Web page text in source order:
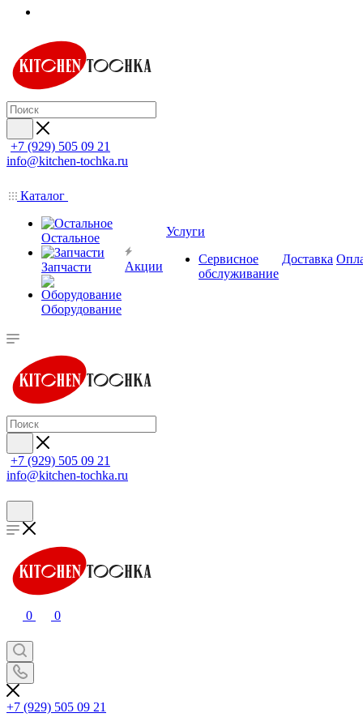
+7 (929) 505 09 21
info@kitchen-tochka.ru
Каталог
Остальное
Запчасти
Оборудование
Акции
Услуги
Сервисное
обслуживание
Доставка
+7 (929) 505 09 21
info@kitchen-tochka.ru
0 0
+7 (929) 505 09 21